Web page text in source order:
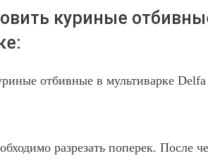
куриные
отбивные в мультиварке
разрезать поперек. После